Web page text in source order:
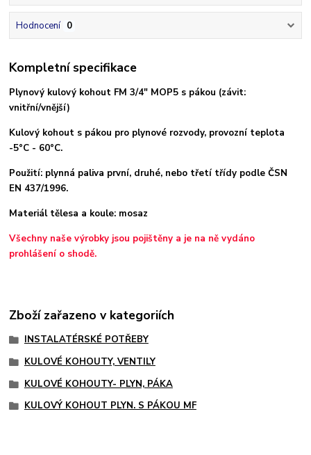
Hodnocení 0
Kompletní specifikace
Plynový kulový kohout FM 3/4" MOP5 s pákou (závit:
vnitřní/vnější)
Kulový kohout s pákou pro plynové rozvody, provozní teplota
-5°C - 60°C.
Použití: plynná paliva první, druhé, nebo třetí třídy podle ČSN
EN 437/1996.
Materiál tělesa a koule: mosaz
Všechny naše výrobky jsou pojištěny a je na ně vydáno
prohlášení o shodě.
Zboží zařazeno v kategoriích
INSTALATÉRSKÉ POTŘEBY
KULOVÉ KOHOUTY, VENTILY
KULOVÉ KOHOUTY- PLYN, PÁKA
KULOVÝ KOHOUT PLYN. S PÁKOU MF